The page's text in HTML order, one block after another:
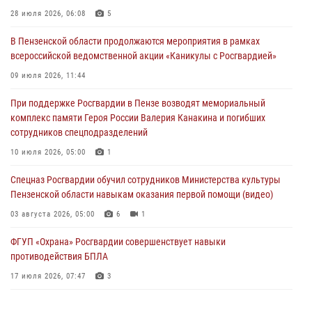
В Управлении Росгвардии по Пензенской области подвели итоги
Росгвардия обеспечила безопасность праздничных мероприятий в
03 августа 2026, 07:14 1
В Пензе сотрудники Росгвардии задержали мужчину, который
криками и нецензурной бранью напугал жильцов многоквартирного
03 августа 2026, 05:59
28 июля 2026, 06:08 5
В Пензенской области продолжаются мероприятия в рамках
всероссийской ведомственной акции «Каникулы с Росгвардией»
09 июля 2026, 11:44
При поддержке Росгвардии в Пензе возводят мемориальный
комплекс памяти Героя России Валерия Канакина и погибших
сотрудников спецподразделений
10 июля 2026, 05:00 1
Спецназ Росгвардии обучил сотрудников Министерства культуры
Пензенской области навыкам оказания первой помощи (видео)
03 августа 2026, 05:00 6 1
ФГУП «Охрана» Росгвардии совершенствует навыки
противодействия БПЛА
17 июля 2026, 07:47 3